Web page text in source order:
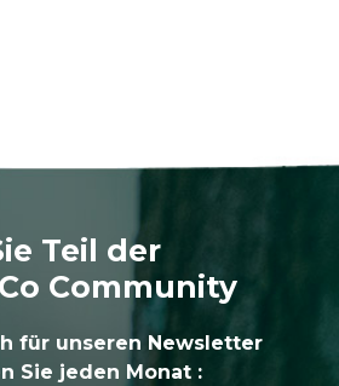
Teil der
Community
für unseren Newsletter
Sie jeden Monat :